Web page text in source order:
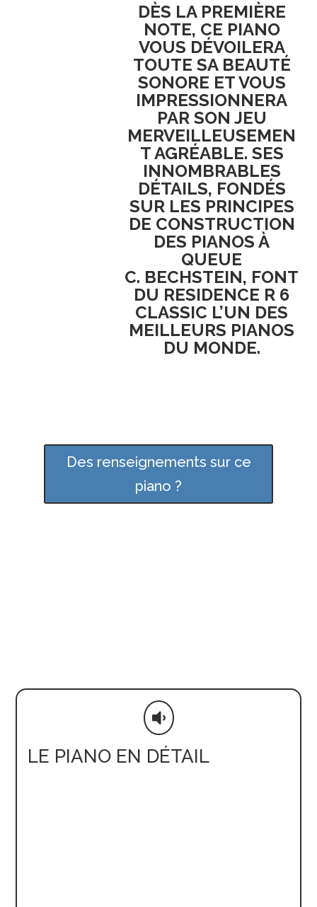
DÈS LA PREMIÈRE
NOTE, CE PIANO
VOUS DÉVOILERA
TOUTE SA BEAUTÉ
SONORE ET VOUS
IMPRESSIONNERA
PAR SON JEU
MERVEILLEUSEMEN
T AGRÉABLE. SES
INNOMBRABLES
DÉTAILS, FONDÉS
SUR LES PRINCIPES
DE CONSTRUCTION
DES PIANOS À
QUEUE
C. BECHSTEIN, FONT
DU RESIDENCE R 6
CLASSIC L’UN DES
MEILLEURS PIANOS
DU MONDE.
Des renseignements sur ce
piano ?

LE PIANO EN DÉTAIL